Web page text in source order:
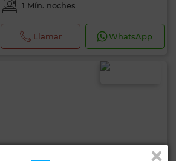
1 Mín. noches
Llamar WhatsApp